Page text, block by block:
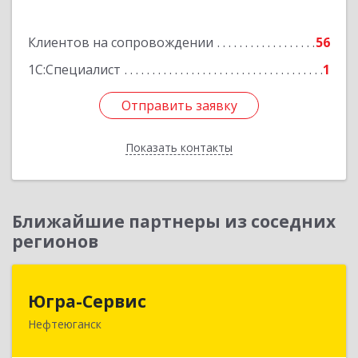
Клиентов на сопровождении
56
1С:Специалист
1
Отправить заявку
Показать контакты
Отправить заявку
Назад
Ближайшие партнеры из соседних
регионов
Югра-Сервис
Нефтеюганск
628303, Ханты-Мансийский Автономный округ